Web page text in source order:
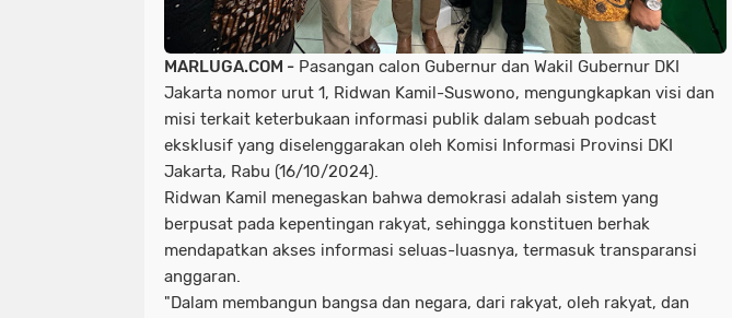
MARLUGA.COM - Pasangan calon Gubernur dan Wakil Gubernur DKI
Jakarta nomor urut 1, Ridwan Kamil-Suswono, mengungkapkan visi dan
misi terkait keterbukaan informasi publik dalam sebuah podcast
eksklusif yang diselenggarakan oleh Komisi Informasi Provinsi DKI
Jakarta, Rabu (16/10/2024).
Ridwan Kamil menegaskan bahwa demokrasi adalah sistem yang
berpusat pada kepentingan rakyat, sehingga konstituen berhak
mendapatkan akses informasi seluas-luasnya, termasuk transparansi
anggaran.
"Dalam membangun bangsa dan negara, dari rakyat, oleh rakyat, dan